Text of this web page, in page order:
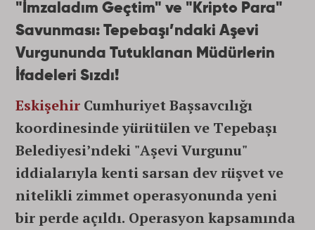
"İmzaladım Geçtim" ve "Kripto Para"
Savunması: Tepebaşı’ndaki Aşevi
Vurgununda Tutuklanan Müdürlerin
İfadeleri Sızdı!
Eskişehir Cumhuriyet Başsavcılığı
koordinesinde yürütülen ve Tepebaşı
Belediyesi’ndeki "Aşevi Vurgunu"
iddialarıyla kenti sarsan dev rüşvet ve
nitelikli zimmet operasyonunda yeni
bir perde açıldı. Operasyon kapsamında